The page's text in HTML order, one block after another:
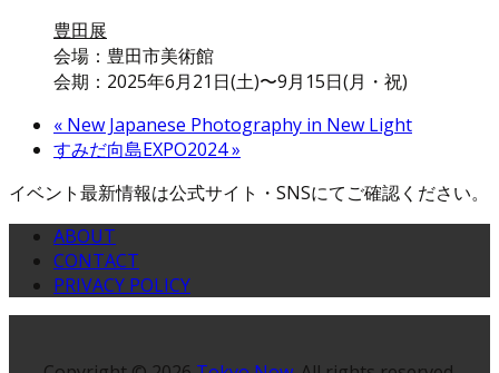
豊田展
会場：豊田市美術館
会期：2025年6月21日(土)〜9月15日(月・祝)
« New Japanese Photography in New Light
すみだ向島EXPO2024»
イベント最新情報は公式サイト・SNSにてご確認ください。
ABOUT
CONTACT
PRIVACY POLICY